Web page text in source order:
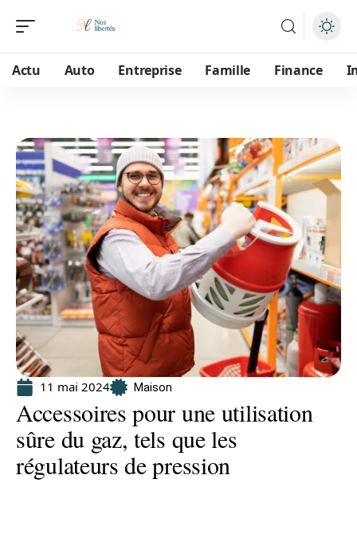
Actu Auto Entreprise Famille Finance
11 mai 2024 Maison
Accessoires pour une utilisation
sûre du gaz, tels que les
régulateurs de pression